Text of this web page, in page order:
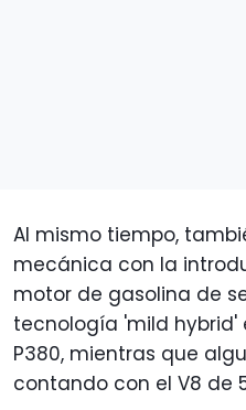
Al mismo tiempo,
mecánica con la
motor de gasolina de
tecnología 'mild hybrid'
P380, mientras que
contando con el V8 de